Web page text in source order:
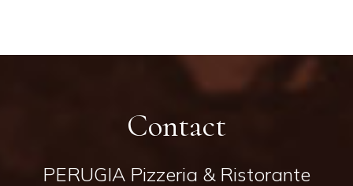
Contact
PERUGIA Pizzeria & Ristorante